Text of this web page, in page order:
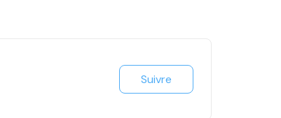
Suivre